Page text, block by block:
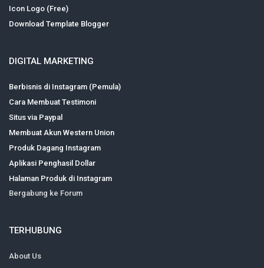
Icon Logo (Free)
Download Template Blogger
DIGITAL MARKETING
Berbisnis di Instagram (Pemula)
Cara Membuat Testimoni
Situs via Paypal
Membuat Akun Western Union
Produk Dagang Instagram
Aplikasi Penghasil Dollar
Halaman Produk di Instagram
Bergabung ke Forum
TERHUBUNG
About Us